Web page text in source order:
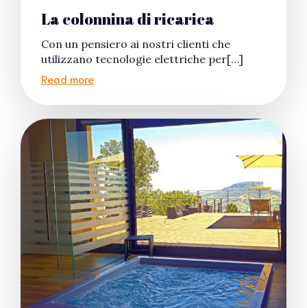
La colonnina di ricarica
Con un pensiero ai nostri clienti che
utilizzano tecnologie elettriche per[…]
Read more